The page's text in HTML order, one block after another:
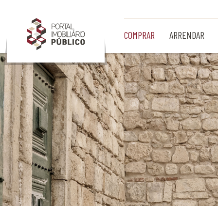
COMPRAR ARRENDAR